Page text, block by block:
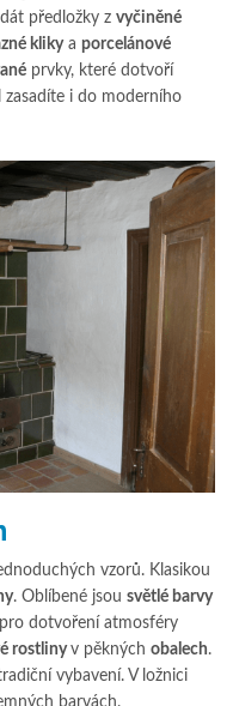
předložky z vyčiněné
klikya porcelánové
prvky, které dotvoří
zasadíte i do moderního
vzorů. Klasikou
. Oblíbené jsou světlé barvy
dotvoření atmosféry
rostlinyv pěkných obalech.
vybavení. V ložnici
barvách.